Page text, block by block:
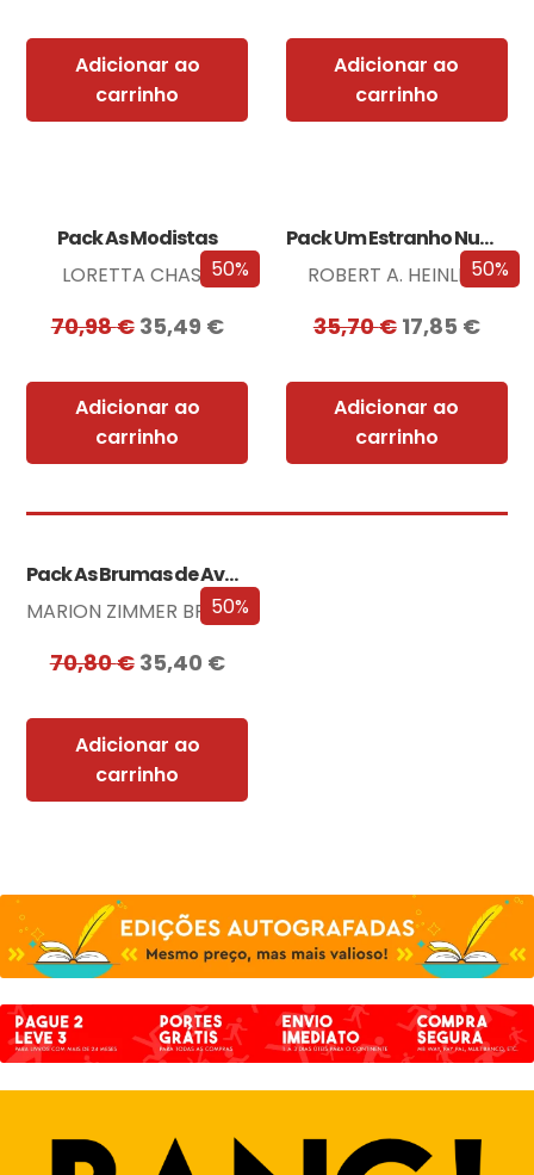
Adicionar ao
carrinho
Adicionar ao
carrinho
50%
Pack As Modistas
LORETTA CHASE
70,98€ 35,49 €
Adicionar ao
carrinho
50%
Pack Um Estranho Numa Terra Estranha
ROBERT A. HEINLEIN
35,70€ 17,85 €
Adicionar ao
carrinho
50%
Pack As Brumas de Avalon
MARION ZIMMER BRADLEY
70,80€ 35,40 €
Adicionar ao
carrinho